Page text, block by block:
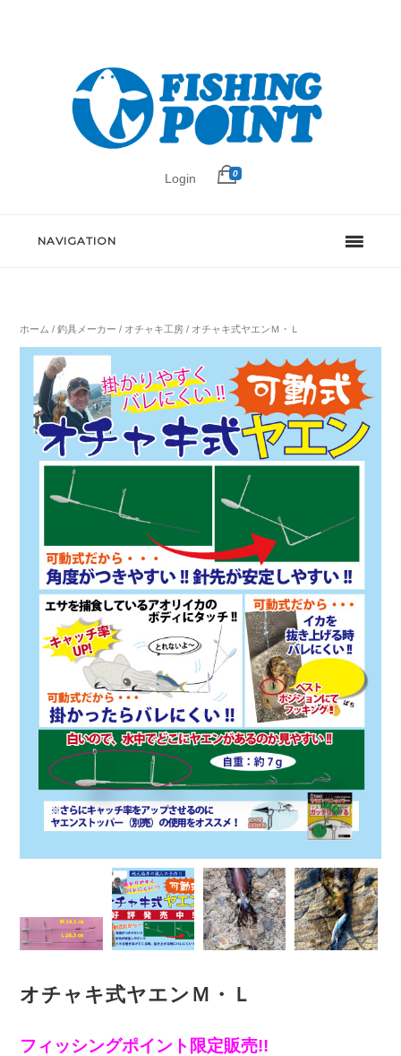
Login 0
NAVIGATION
ホーム /釣具メーカー / オチャキ工房 / オチャキ式ヤエンＭ・Ｌ
オチャキ式ヤエンＭ・Ｌ
フィッシングポイント限定販売!!